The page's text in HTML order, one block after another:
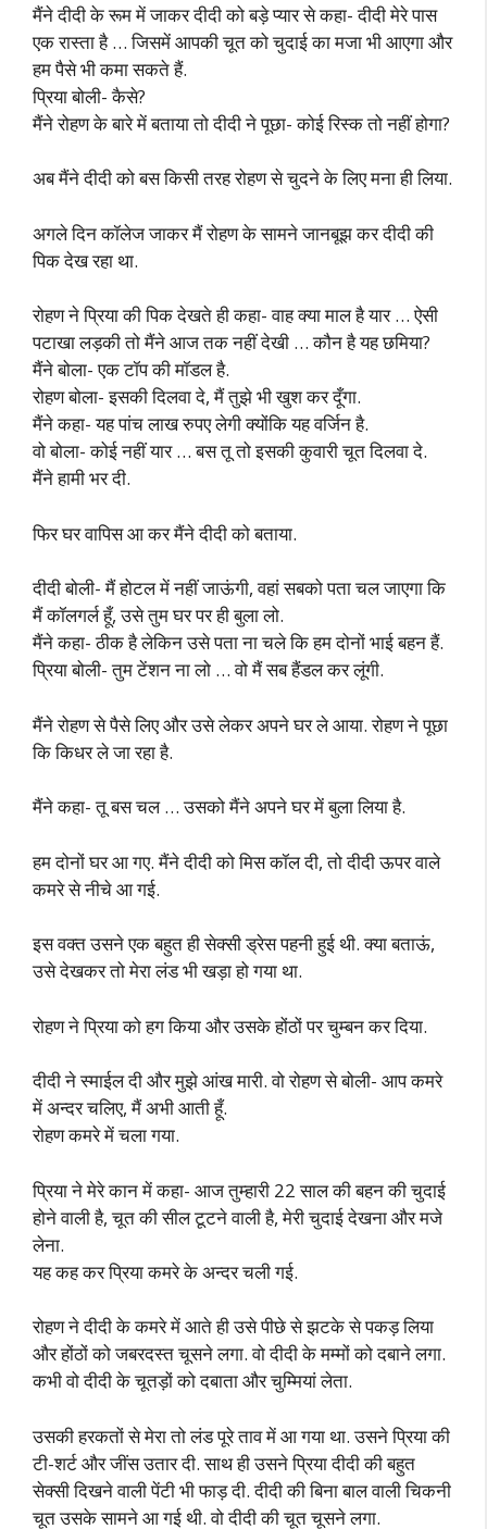
मैंने दीदी के रूम में जाकर दीदी को बड़े प्यार से कहा- दीदी मेरे पास
एक रास्ता है … जिसमें आपकी चूत को चुदाई का मजा भी आएगा और
हम पैसे भी कमा सकते हैं.
प्रिया बोली- कैसे?
मैंने रोहण के बारे में बताया तो दीदी ने पूछा- कोई रिस्क तो नहीं होगा?
अब मैंने दीदी को बस किसी तरह रोहण से चुदने के लिए मना ही लिया.
अगले दिन कॉलेज जाकर मैं रोहण के सामने जानबूझ कर दीदी की
पिक देख रहा था.
रोहण ने प्रिया की पिक देखते ही कहा- वाह क्या माल है यार … ऐसी
पटाखा लड़की तो मैंने आज तक नहीं देखी … कौन है यह छमिया?
मैंने बोला- एक टॉप की मॉडल है.
रोहण बोला- इसकी दिलवा दे, मैं तुझे भी खुश कर दूँगा.
मैंने कहा- यह पांच लाख रुपए लेगी क्योंकि यह वर्जिन है.
वो बोला- कोई नहीं यार … बस तू तो इसकी कुवारी चूत दिलवा दे.
मैंने हामी भर दी.
फिर घर वापिस आ कर मैंने दीदी को बताया.
दीदी बोली- मैं होटल में नहीं जाऊंगी, वहां सबको पता चल जाएगा कि
मैं कॉलगर्ल हूँ, उसे तुम घर पर ही बुला लो.
मैंने कहा- ठीक है लेकिन उसे पता ना चले कि हम दोनों भाई बहन हैं.
प्रिया बोली- तुम टेंशन ना लो … वो मैं सब हैंडल कर लूंगी.
मैंने रोहण से पैसे लिए और उसे लेकर अपने घर ले आया. रोहण ने पूछा
कि किधर ले जा रहा है.
मैंने कहा- तू बस चल … उसको मैंने अपने घर में बुला लिया है.
हम दोनों घर आ गए. मैंने दीदी को मिस कॉल दी, तो दीदी ऊपर वाले
कमरे से नीचे आ गई.
इस वक्त उसने एक बहुत ही सेक्सी ड्रेस पहनी हुई थी. क्या बताऊं,
उसे देखकर तो मेरा लंड भी खड़ा हो गया था.
रोहण ने प्रिया को हग किया और उसके होंठों पर चुम्बन कर दिया.
दीदी ने स्माईल दी और मुझे आंख मारी. वो रोहण से बोली- आप कमरे
में अन्दर चलिए, मैं अभी आती हूँ.
रोहण कमरे में चला गया.
प्रिया ने मेरे कान में कहा- आज तुम्हारी 22 साल की बहन की चुदाई
होने वाली है, चूत की सील टूटने वाली है, मेरी चुदाई देखना और मजे
लेना.
यह कह कर प्रिया कमरे के अन्दर चली गई.
रोहण ने दीदी के कमरे में आते ही उसे पीछे से झटके से पकड़ लिया
और होंठों को जबरदस्त चूसने लगा. वो दीदी के मम्मों को दबाने लगा.
कभी वो दीदी के चूतड़ों को दबाता और चुम्मियां लेता.
उसकी हरकतों से मेरा तो लंड पूरे ताव में आ गया था. उसने प्रिया की
टी-शर्ट और जींस उतार दी. साथ ही उसने प्रिया दीदी की बहुत
सेक्सी दिखने वाली पेंटी भी फाड़ दी. दीदी की बिना बाल वाली चिकनी
चूत उसके सामने आ गई थी. वो दीदी की चूत चूसने लगा.